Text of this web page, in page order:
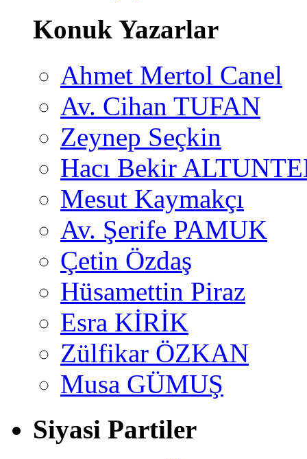
Konuk Yazarlar
Ahmet Mertol Canel
Av. Cihan TUFAN
Zeynep Seçkin
Hacı Bekir
Mesut Kaymakçı
Av. Şerife PAMUK
Çetin Özdaş
Hüsamettin Piraz
Esra KİRİK
Zülfikar ÖZKAN
Musa GÜMUŞ
Siyasi Partiler